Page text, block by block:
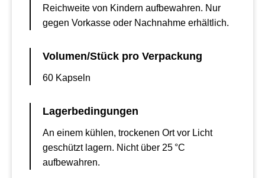
Reichweite von Kindern aufbewahren. Nur
gegen Vorkasse oder Nachnahme erhältlich.
Volumen/Stück pro Verpackung
60 Kapseln
Lagerbedingungen
An einem kühlen, trockenen Ort vor Licht
geschützt lagern. Nicht über 25 °C
aufbewahren.